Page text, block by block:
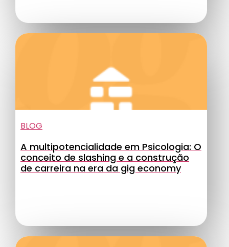
BLOG
A multipotencialidade em Psicologia: O
conceito de slashing e a construção
de carreira na era da gig economy